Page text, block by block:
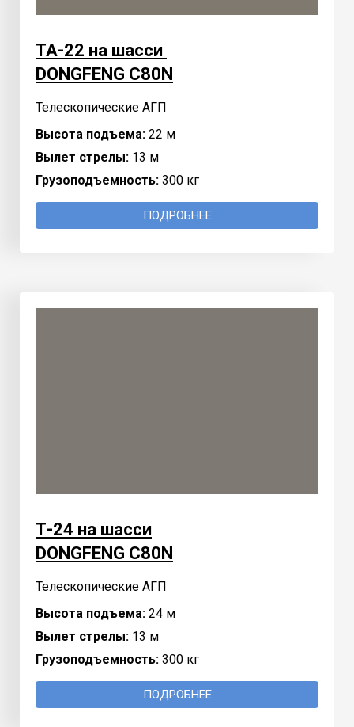
TA-22 на шасси
DONGFENG C80N
Телескопические АГП
Высота подъема: 22 м
Вылет стрелы: 13 м
Грузоподъемность: 300 кг
ПОДРОБНЕЕ
Т-24 на шасси
DONGFENG C80N
Телескопические АГП
Высота подъема: 24 м
Вылет стрелы: 13 м
Грузоподъемность: 300 кг
ПОДРОБНЕЕ